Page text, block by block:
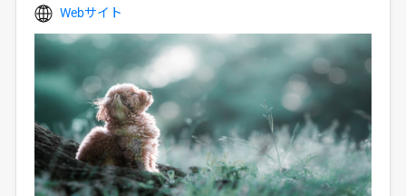
Webサイト